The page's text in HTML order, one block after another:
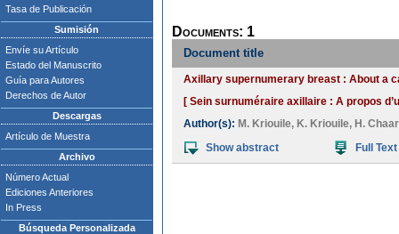
Tasa de Publicación
Sumisión
Envíe su Artículo
Estado del Manuscrito
Guía para Autores
Derechos de Autor
Descargas
Artículo de Muestra
Archivo
Número Actual
Ediciones Anteriores
In Press
Búsqueda Personalizada
Documents: 1
Document title
Axillary supernumerary breast : About a
[ Sein surnuméraire axillaire : A propos
Author(s): M. Kriouile, K. Kriouile, H.
Show abstract
Full Text